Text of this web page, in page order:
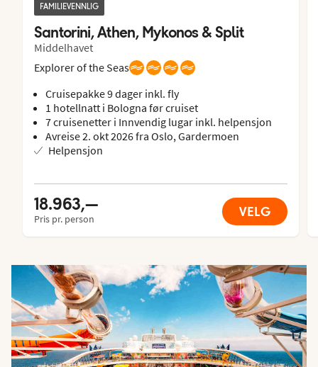
FAMILIEVENNLIG
Santorini, Athen, Mykonos & Split
Middelhavet
Explorer of the Seas
Cruisepakke 9 dager inkl. fly
1 hotellnatt i Bologna før cruiset
7 cruisenetter i Innvendig lugar inkl. helpensjon
Avreise 2. okt 2026 fra Oslo, Gardermoen
Helpensjon
18.963,—
Pris pr. person VELG